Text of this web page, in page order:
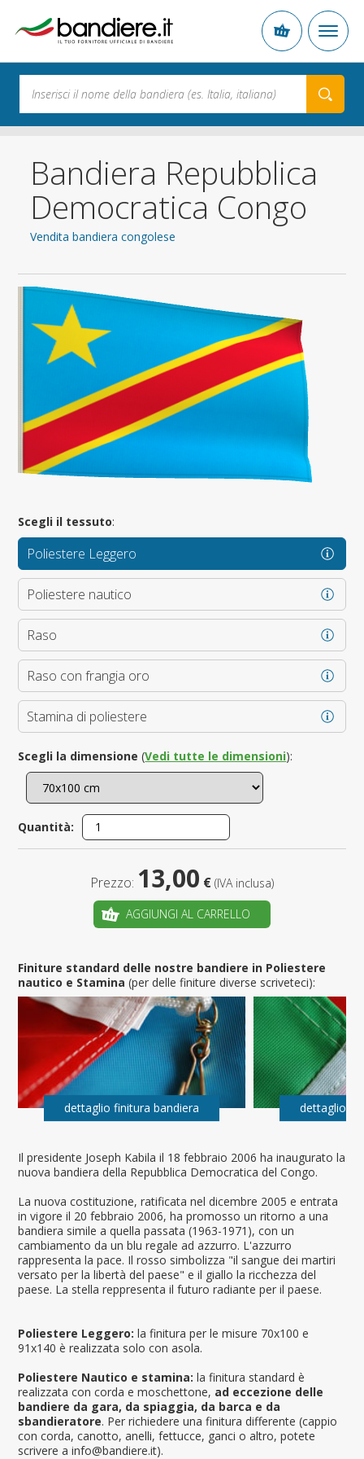
Bandiera Repubblica
Democratica Congo
Vendita bandiera congolese
Il presidente Joseph Kabila il 18 febbraio 2006 ha inaugurato la
nuova bandiera della Repubblica Democratica del Congo.
La nuova costituzione, ratificata nel dicembre 2005 e entrata
in vigore il 20 febbraio 2006, ha promosso un ritorno a una
bandiera simile a quella passata (1963-1971), con un
cambiamento da un blu regale ad azzurro. L'azzurro
rappresenta la pace. Il rosso simbolizza "il sangue dei martiri
versato per la libertà del paese" e il giallo la ricchezza del
paese. La stella reppresenta il futuro radiante per il paese.
Poliestere Leggero: la finitura per le misure 70x100 e
91x140 è realizzata solo con asola.
Poliestere Nautico e stamina: la finitura standard è
realizzata con corda e moschettone, ad eccezione delle
bandiere da gara, da spiaggia, da barca e da
sbandieratore. Per richiedere una finitura differente (cappio
con corda, canotto, anelli, fettucce, ganci o altro, potete
scrivere a info@bandiere.it).
Scegli il tessuto:
Poliestere Leggero
Poliestere nautico
Raso
Raso con frangia oro
Stamina di poliestere
Scegli la dimensione (Vedi tutte le dimensioni):
Quantità:
Prezzo: 13,00 € (IVA inclusa)
AGGIUNGI AL CARRELLO
Finiture standard delle nostre bandiere in Poliestere
nautico e Stamina(per delle finiture diverse scriveteci):
dettaglio finitura bandiera dettaglio